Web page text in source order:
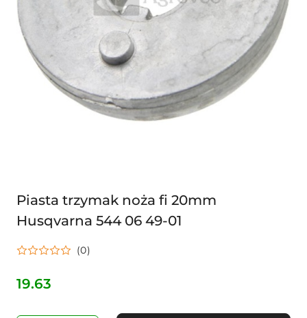
Piasta trzymak noża fi 20mm
Husqvarna 544 06 49-01
(0)
Cena:
19.63